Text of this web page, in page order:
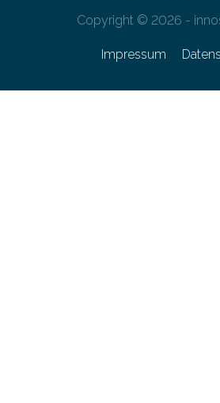
Copyright © 2026 -
Impressum